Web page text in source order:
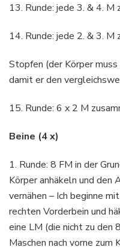
13. Runde: jede 3. & 4. M
14. Runde: jede 2. & 3. M
Stopfen (der Körper
damit er den
15. Runde: 6 x 2 M
Beine (4 x)
1. Runde: 8 FM in der
Körper anhäkeln und den
vernähen – Ich beginne
rechten Vorderbein und
eine LM (die nicht zu den
Maschen nach vorne zum